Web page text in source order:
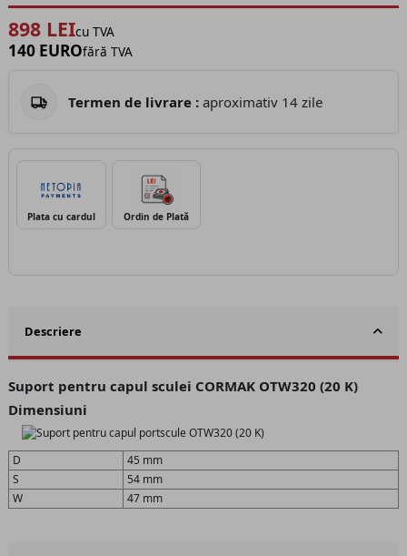
898 LEIcu TVA
140 EUROfără TVA
Termen de livrare : aproximativ 14 zile
Plata cu cardul Ordin de Plată
Descriere
Suport pentru capul sculei CORMAK OTW320 (20 K)
Dimensiuni
D
45 mm
S
54 mm
W
47 mm